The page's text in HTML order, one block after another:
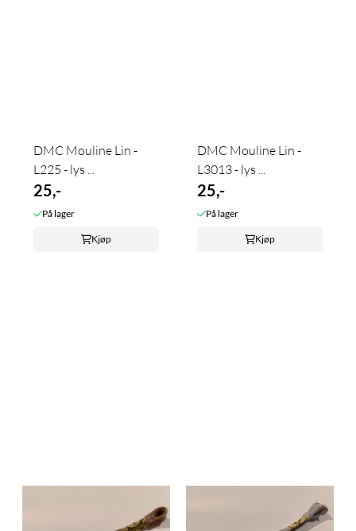
DMC Mouline Lin -
L225 - lys ...
25,-
På lager
Kjøp
DMC Mouline Lin -
L3013 - lys ...
25,-
På lager
Kjøp